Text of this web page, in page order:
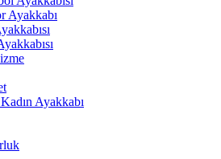
Ayakkabı
Ayakkabı